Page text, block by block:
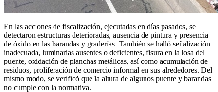
En las acciones de fiscalización, ejecutadas en días pasados, se
detectaron estructuras deterioradas, ausencia de pintura y presencia
de óxido en las barandas y graderías. También se halló señalización
inadecuada, luminarias ausentes o deficientes, fisura en la losa del
puente, oxidación de planchas metálicas, así como acumulación de
residuos, proliferación de comercio informal en sus alrededores. Del
mismo modo, se verificó que la altura de algunos puente y barandas
no cumple con la normativa.